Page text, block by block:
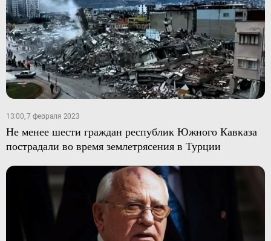
13:00, 7 февраля 2023
Не менее шести граждан республик Южного Кавказа
пострадали во время землетрясения в Турции